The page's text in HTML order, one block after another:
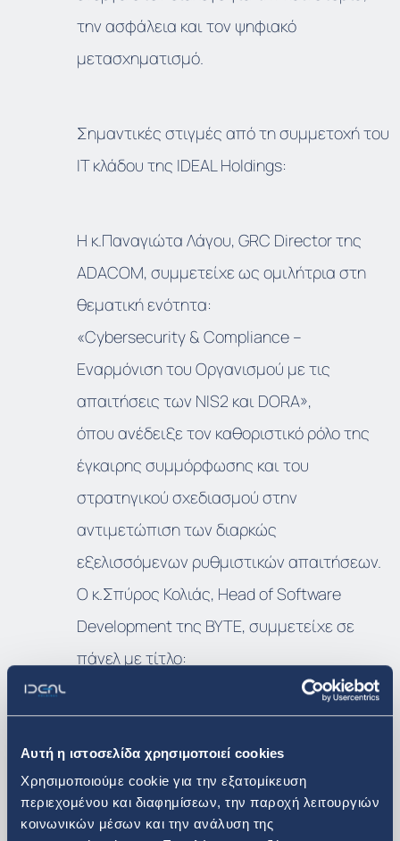
Αυτή η ιστοσελίδα χρησιμοποιεί cookies
Χρησιμοποιούμε cookie για την εξατομίκευση
περιεχομένου και διαφημίσεων, την παροχή λειτουργιών
κοινωνικών μέσων και την ανάλυση της
την ασφάλεια και τον ψηφιακό
μετασχηματισμό.
Σημαντικές στιγμές από τη συμμετοχή του
ΙΤ κλάδου της IDEAL Holdings:
Η κ.Παναγιώτα Λάγου, GRC Director της
ADACOM, συμμετείχε ως ομιλήτρια στη
θεματική ενότητα:
«Cybersecurity & Compliance –
Εναρμόνιση του Οργανισμού με τις
απαιτήσεις των NIS2 και DORA»,
όπου ανέδειξε τον καθοριστικό ρόλο της
έγκαιρης συμμόρφωσης και του
στρατηγικού σχεδιασμού στην
αντιμετώπιση των διαρκώς
εξελισσόμενων ρυθμιστικών απαιτήσεων.
Ο κ.Σπύρος Κολιάς, Head of Software
Development της BYTE, συμμετείχε σε
πάνελ με τίτλο:
«GenAI – Τρέχουσες εφαρμογές και
προοπτικές αξιοποίησης»,
όπου μοιράστηκε πρακτικά παραδείγματα
του τρόπου με τον οποίο η γενετική
τεχνητή νοημοσύνη (GenAI)